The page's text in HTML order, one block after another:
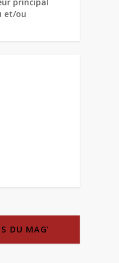
et/ou
DU MAG’